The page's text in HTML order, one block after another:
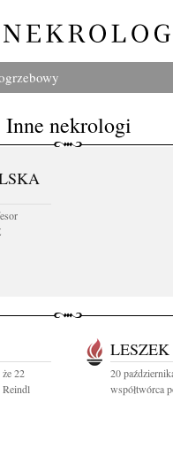
Inne nekrologi
22
Reindl
20
współtwórca